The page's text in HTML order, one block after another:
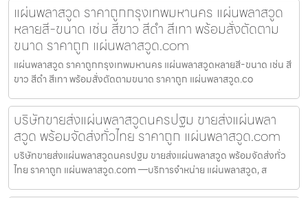
แผ่นพลาสวูด ราคาถูกกรุงเทพมหานคร แผ่นพลาสวูด
หลายสี-ขนาด เช่น สีขาว สีดำ สีเทา พร้อมสั่งตัดตาม
ขนาด ราคาถูก แผ่นพลาสวูด.com
แผ่นพลาสวูด ราคาถูกกรุงเทพมหานคร แผ่นพลาสวูดหลายสี-ขนาด เช่น สี
ขาว สีดำ สีเทา พร้อมสั่งตัดตามขนาด ราคาถูก แผ่นพลาสวูด.co
บริษัทขายส่งแผ่นพลาสวูดนครปฐม ขายส่งแผ่นพลา
สวูด พร้อมจัดส่งทั่วไทย ราคาถูก แผ่นพลาสวูด.com
บริษัทขายส่งแผ่นพลาสวูดนครปฐม ขายส่งแผ่นพลาสวูด พร้อมจัดส่งทั่ว
ไทย ราคาถูก แผ่นพลาสวูด.com —บริการจำหน่าย แผ่นพลาสวูด, ส